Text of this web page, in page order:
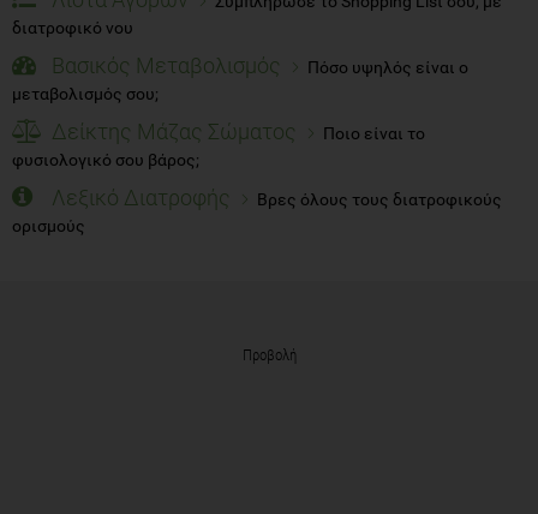
διατροφικό νου
Βασικός Μεταβολισμός
Πόσο υψηλός είναι ο
μεταβολισμός σου;
Δείκτης Μάζας Σώματος
Ποιο είναι το
φυσιολογικό σου βάρος;
Λεξικό Διατροφής
Βρες όλους τους διατροφικούς
ορισμούς
Προβολή